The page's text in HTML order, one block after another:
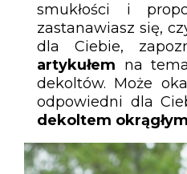
smukłości i
zastanawiasz się,
dla Ciebie,
artykułem na
dekoltów. Może
odpowiedni dla
dekoltem